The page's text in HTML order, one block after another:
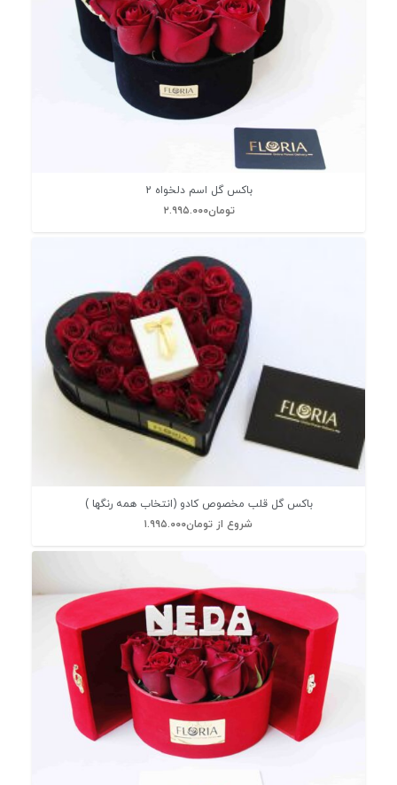
باکس گل اسم دلخواه 2
تومان۲.۹۹۵.۰۰۰
باکس گل قلب مخصوص کادو (انتخاب همه رنگها )
شروع از تومان۱.۹۹۵.۰۰۰